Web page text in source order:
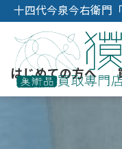
十四代今泉今右衛門
はじめての方へ